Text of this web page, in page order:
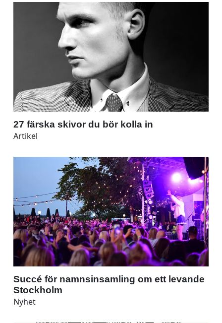
27 färska skivor du bör kolla in
Artikel
Succé för namnsinsamling om ett levande
Stockholm
Nyhet